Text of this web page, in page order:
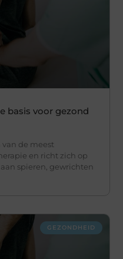
basis voor gezond
de meest
en richt zich op
spieren, gewrichten
GEZONDHEID